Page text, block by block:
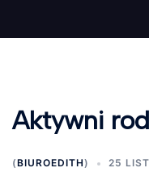
Aktywni
(BIUROEDITH)
25